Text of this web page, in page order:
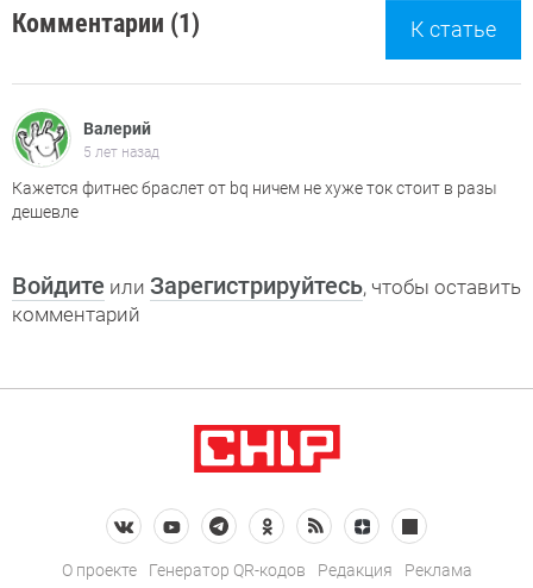
Комментарии (1) К статье
Валерий
5 лет назад
Кажется фитнес браслет от bq ничем не хуже ток стоит в разы
дешевле
Войдите или Зарегистрируйтесь, чтобы оставить
комментарий
О проекте Генератор QR-кодов Редакция Реклама